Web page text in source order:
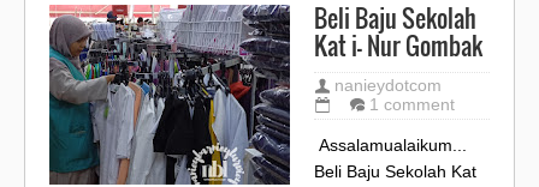
Beli Baju Sekolah
Kat i- Nur Gombak
nanieydotcom
1 comment
Assalamualaikum...
Beli Baju Sekolah Kat